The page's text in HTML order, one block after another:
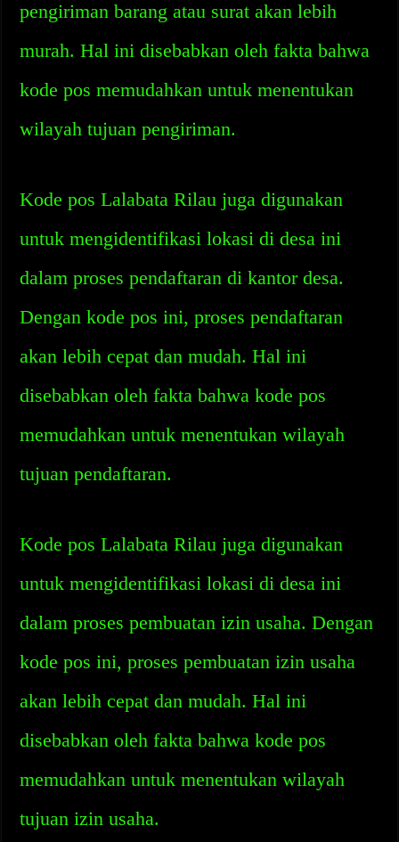
pengiriman barang atau surat akan lebih
murah. Hal ini disebabkan oleh fakta bahwa
kode pos memudahkan untuk menentukan
wilayah tujuan pengiriman.
Kode pos Lalabata Rilau juga digunakan
untuk mengidentifikasi lokasi di desa ini
dalam proses pendaftaran di kantor desa.
Dengan kode pos ini, proses pendaftaran
akan lebih cepat dan mudah. Hal ini
disebabkan oleh fakta bahwa kode pos
memudahkan untuk menentukan wilayah
tujuan pendaftaran.
Kode pos Lalabata Rilau juga digunakan
untuk mengidentifikasi lokasi di desa ini
dalam proses pembuatan izin usaha. Dengan
kode pos ini, proses pembuatan izin usaha
akan lebih cepat dan mudah. Hal ini
disebabkan oleh fakta bahwa kode pos
memudahkan untuk menentukan wilayah
tujuan izin usaha.